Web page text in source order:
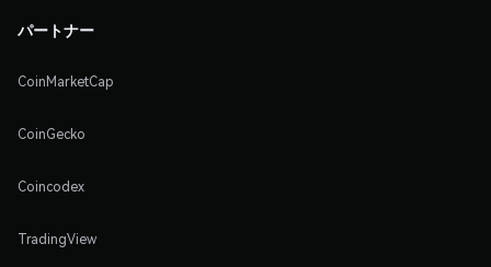
パートナー
CoinMarketCap
CoinGecko
Coincodex
TradingView